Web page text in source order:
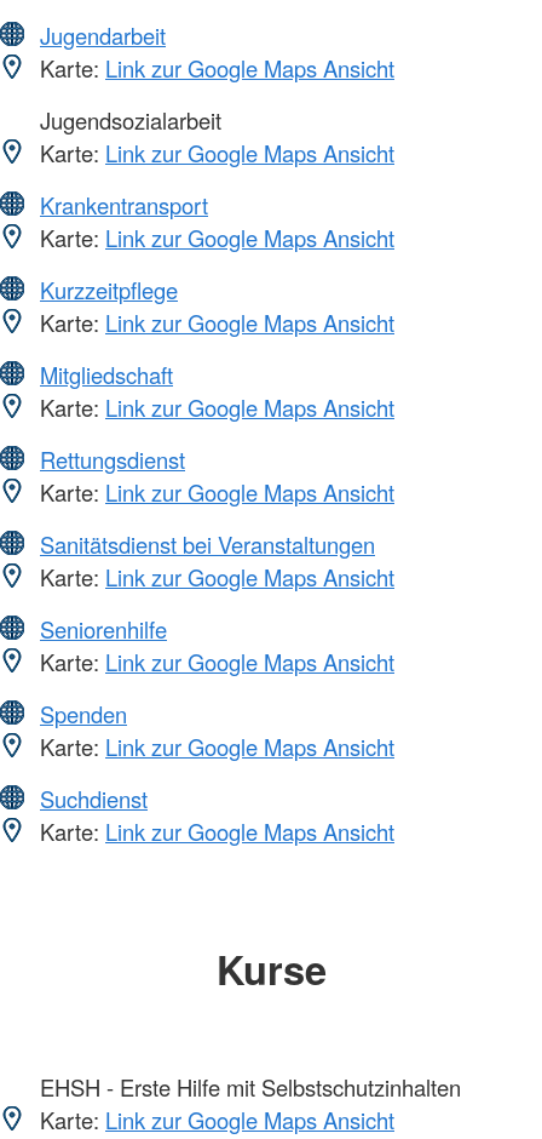
Jugendarbeit
Karte: Link zur Google Maps Ansicht
Jugendsozialarbeit
Karte: Link zur Google Maps Ansicht
Krankentransport
Karte: Link zur Google Maps Ansicht
Kurzzeitpflege
Karte: Link zur Google Maps Ansicht
Mitgliedschaft
Karte: Link zur Google Maps Ansicht
Rettungsdienst
Karte: Link zur Google Maps Ansicht
Sanitätsdienst bei Veranstaltungen
Karte: Link zur Google Maps Ansicht
Seniorenhilfe
Karte: Link zur Google Maps Ansicht
Spenden
Karte: Link zur Google Maps Ansicht
Suchdienst
Karte: Link zur Google Maps Ansicht
Kurse
EHSH - Erste Hilfe mit Selbstschutzinhalten
Karte: Link zur Google Maps Ansicht